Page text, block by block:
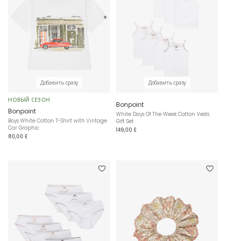
Добавить сразу
НОВЫЙ СЕЗОН
Bonpoint
Boys White Cotton T-Shirt with Vintage
Car Graphic
80,00 £
Добавить сразу
Bonpoint
White Days Of The Week Cotton Vests
Gift Set
149,00 £